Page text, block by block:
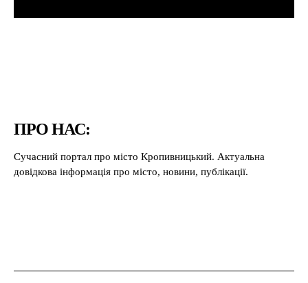
ПРО НАС:
Сучасний портал про місто Кропивницький. Актуальна
довідкова інформація про місто, новини, публікації.